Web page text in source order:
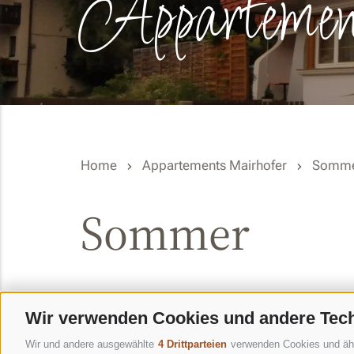
Wir verwenden Cookies und andere
Wir und andere ausgewählte 4 Drittparteien verwenden Cookies und
Home Appartements Mairhofer
Sommer
Majestätische Dolomitengipfel, die zum
Sie in Ihrem Urlaub bei uns im wunderschönen